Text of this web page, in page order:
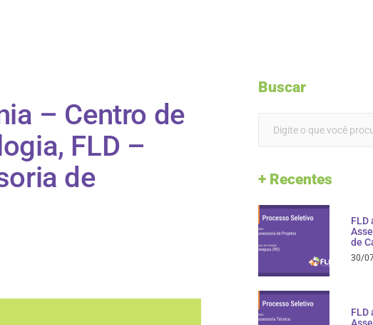
– Centro de
FLD –
de
Buscar
+ Recentes
FLD
de
30/
FLD